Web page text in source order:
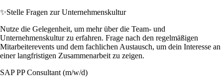
✨Stelle Fragen zur Unternehmenskultur
Nutze die Gelegenheit, um mehr über die Team- und
Unternehmenskultur zu erfahren. Frage nach den regelmäßigen
Mitarbeiterevents und dem fachlichen Austausch, um dein Interesse an
einer langfristigen Zusammenarbeit zu zeigen.
SAP PP Consultant (m/w/d)